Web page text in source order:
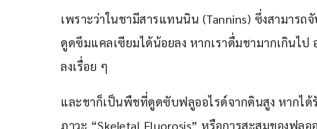
เพราะว่าในชามีสารแทนนิน (Tannins) ซึ่งสามารถ
ดูดซึมแคลเซียมได้น้อยลง หากเราดื่มชามากเกินไป
ลงเรื่อย ๆ
และชาก็เป็นพืชที่ดูดซับฟลูออไรด์จากดินสูง หากได้
ภาวะ “Skeletal Fluorosis” หรือการสะสมของฟลูอ